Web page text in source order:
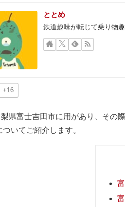
ととめ
鉄道趣味が転じて乗り物
+16
県富士吉田市に用があり、その
いてご紹介します。